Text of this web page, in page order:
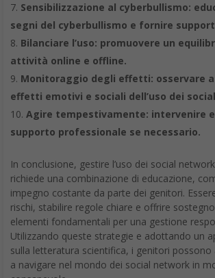
Sensibilizzazione al cyberbullismo:
segni del cyberbullismo e fornire
Bilanciare l’uso: promuovere un
attività online e offline.
Monitoraggio degli effetti: osservare
effetti emotivi e sociali dell’uso dei
Agire tempestivamente: intervenire
supporto professionale se necessario.
In conclusione, gestire l’uso dei social
richiede una combinazione di educazione,
impegno costante da parte dei genitori.
rischi, stabilire regole chiare e offrire
elementi fondamentali per una gestione
Utilizzando queste strategie e adottando un
sulla letteratura scientifica, i genitori possono
a navigare nel mondo dei social network in